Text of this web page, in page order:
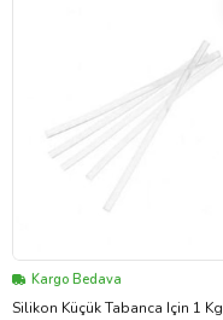
Kargo Bedava
Silikon Küçük Tabanca Için 1 Kg